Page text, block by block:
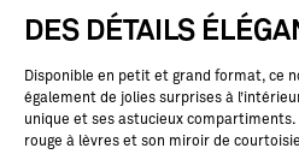
DES DÉTAILS
Disponible en petit et grand format, ce
également de jolies surprises à
unique et ses astucieux
rouge à lèvres et son miroir de